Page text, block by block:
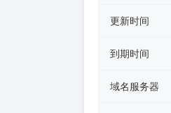
更新时间
到期时间
域名服务器